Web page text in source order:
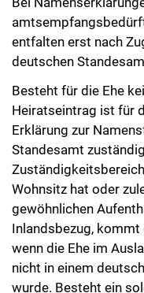
entfalten erst nach
deutschen
Besteht für die Ehe
Heiratseintrag ist für
Erklärung zur
Standesamt
Wohnsitz hat oder
gewöhnlichen
Inlandsbezug,
wenn die Ehe im
nicht in einem
wurde. Besteht ein